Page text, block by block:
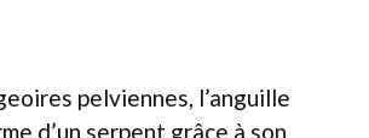
pelviennes, l’anguille
d’un serpent grâce à son